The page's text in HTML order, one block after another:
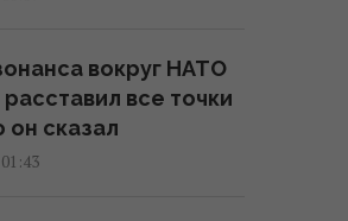
нюанс
августа 2026
вокруг НАТО
все точки
он сказал